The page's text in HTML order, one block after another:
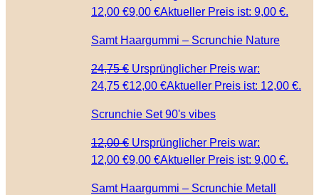
12,00 €9,00 €Aktueller Preis ist: 9,00 €.
Samt Haargummi – Scrunchie Nature
24,75€ Ursprünglicher Preis war:
24,75 €12,00 €Aktueller Preis ist: 12,00 €.
Scrunchie Set 90's vibes
12,00€ Ursprünglicher Preis war:
12,00 €9,00 €Aktueller Preis ist: 9,00 €.
Samt Haargummi – Scrunchie Metall